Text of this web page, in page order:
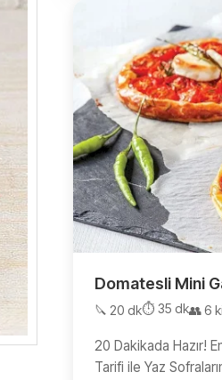
Domatesli Mini
🔪 20 dk⏱️ 35 dk👥 6
20 Dakikada Hazır!
Tarifi ile Yaz